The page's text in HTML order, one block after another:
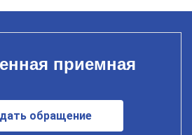
приемная
обращение